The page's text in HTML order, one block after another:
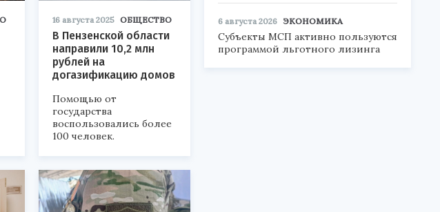
16 августа 2025 ОБЩЕСТВО
В Пензенской области
направили 10,2 млн
рублей на
догазификацию домов
Помощью от
государства
воспользовались более
100 человек.
6 августа 2026 ЭКОНОМИКА
Субъекты МСП активно пользуются
программой льготного лизинга